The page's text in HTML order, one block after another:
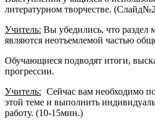
литературном творчестве.
Учитель: Вы убедились, что раздел
являются неотъемлемой частью
Обучающиеся подводят итоги,
прогрессии.
Учитель: Сейчас вам необходимо
этой теме и выполнить
работу. (10-15мин.)